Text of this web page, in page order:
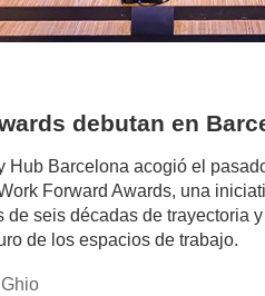
debutan en
Hub Barcelona acogió el
Forward Awards, una
de seis décadas de trayectoria
de los espacios de trabajo.
author/